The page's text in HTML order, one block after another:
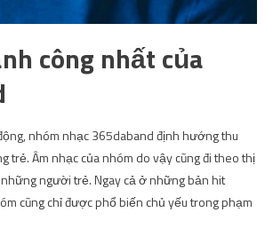
công nhất của
nhóm nhạc 365daband định hướng thu
trẻ. Âm nhạc của nhóm do vậy cũng đi theo thị
người trẻ. Ngay cả ở những bản hit
cũng chỉ được phổ biến chủ yếu trong phạm